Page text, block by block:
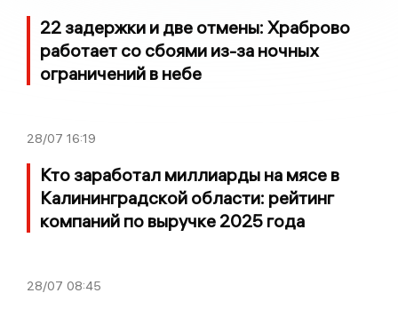
22 задержки и две отмены: Храброво
работает со сбоями из-за ночных
ограничений в небе
28/07 16:19
Кто заработал миллиарды на мясе в
Калининградской области: рейтинг
компаний по выручке 2025 года
28/07 08:45